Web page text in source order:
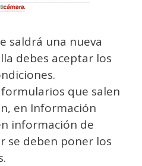
saldrá una nueva
debes aceptar los
que salen
en Información
información de
se deben poner los